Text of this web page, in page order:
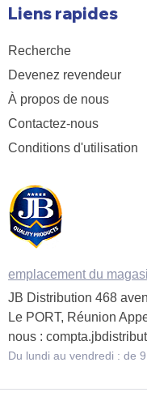
Liens rapides
Recherche
Devenez revendeur
À propos de nous
Contactez-nous
Conditions d'utilisation
emplacement du
JB Distribution 468
Le PORT, Réunion
nous :
Du lundi au vendredi : de